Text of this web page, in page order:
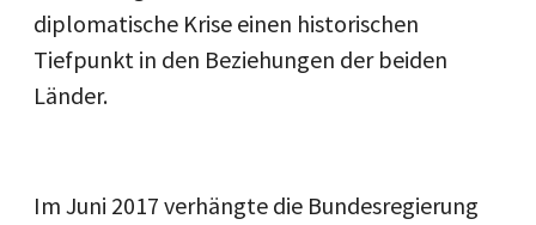
diplomatische Krise einen historischen
Tiefpunkt in den Beziehungen der beiden
Länder.
Im Juni 2017 verhängte die Bundesregierung